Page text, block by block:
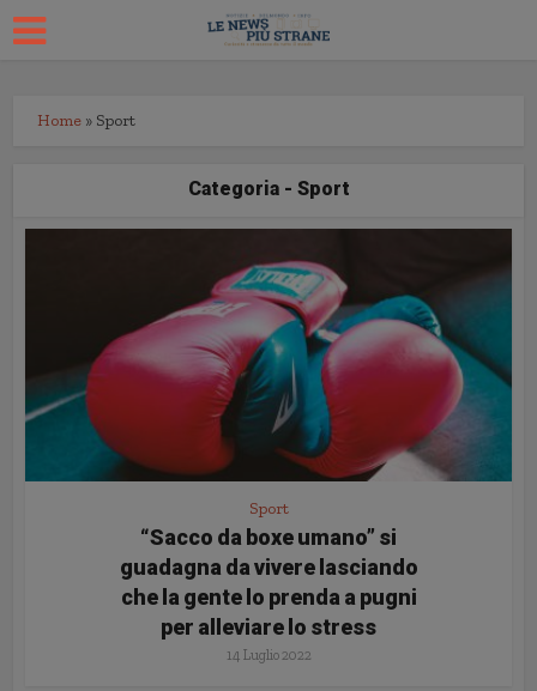
Home » Sport
Categoria - Sport
Sport
“Sacco da boxe umano” si
guadagna da vivere lasciando
che la gente lo prenda a pugni
per alleviare lo stress
14 Luglio 2022